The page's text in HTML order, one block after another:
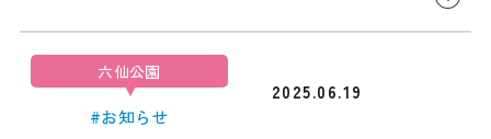
六仙公園
#お知らせ
2025.06.19